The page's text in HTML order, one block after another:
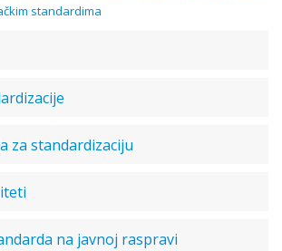
standardima
za standardizaciju
na javnoj raspravi